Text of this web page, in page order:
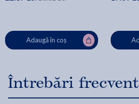
Adaugă în coș
Întrebări